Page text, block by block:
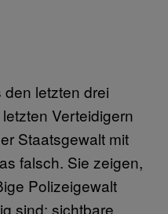
letzten drei
Verteidigern
Staatsgewalt mit
falsch. Sie zeigen,
Polizeigewalt
sind: sichtbare